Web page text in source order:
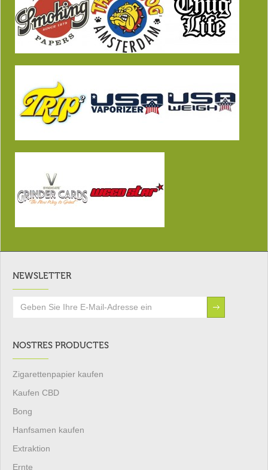
NEWSLETTER
NOSTRES PRODUCTES
Zigarettenpapier kaufen
Kaufen CBD
Bong
Hanfsamen kaufen
Extraktion
Ernte